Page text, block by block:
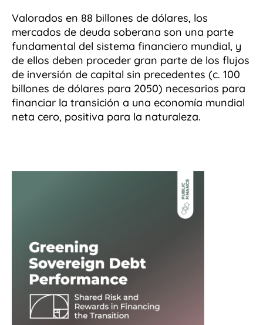
Valorados en 88 billones de dólares, los
mercados de deuda soberana son una parte
fundamental del sistema financiero mundial, y
de ellos deben proceder gran parte de los flujos
de inversión de capital sin precedentes (c. 100
billones de dólares para 2050) necesarios para
financiar la transición a una economía mundial
neta cero, positiva para la naturaleza.